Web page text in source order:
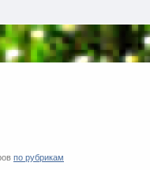
по рубрикам